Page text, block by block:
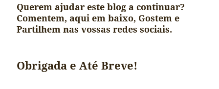
Querem ajudar este blog a continuar?
Comentem, aqui em baixo, Gostem e
Partilhem nas vossas redes sociais.
Obrigada e Até Breve!